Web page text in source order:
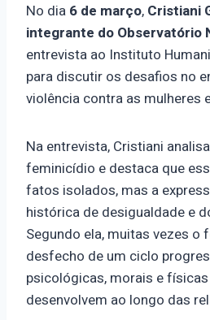
No dia 6 de março, Cristiani
integrante do Observatório
entrevista ao Instituto
para discutir os desafios no
violência contra as mulheres
Na entrevista, Cristiani
feminicídio e destaca que
fatos isolados, mas a
histórica de desigualdade e
Segundo ela, muitas vezes o
desfecho de um ciclo
psicológicas, morais e
desenvolvem ao longo das